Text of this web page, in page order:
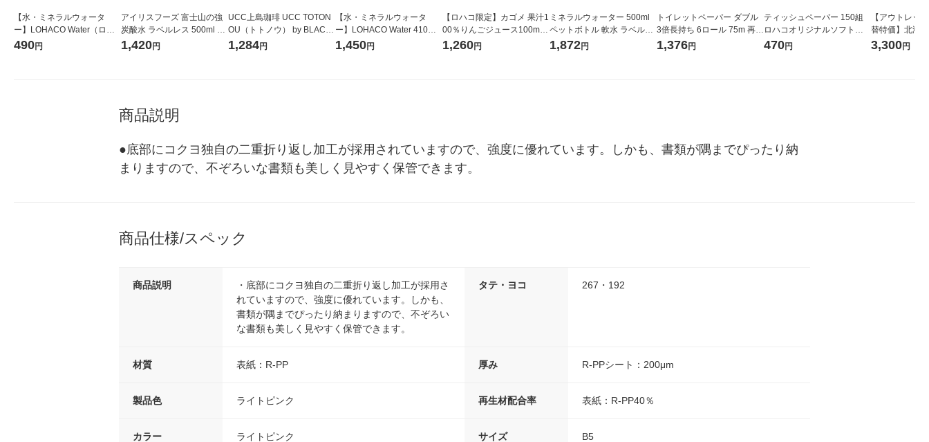
【水・ミネラルウォータ
ー】LOHACO Water（ロハ
コウォーター）2L ラベルレ
490円
アイリスフーズ 富士山の強
炭酸水 ラベルレス 500ml 1
箱（24本入）
1,420円
UCC上島珈琲 UCC TOTON
OU（トトノウ） by BLACK
無糖 500ml 1セット（6本）
1,284円
【水・ミネラルウォータ
ー】LOHACO Water 410ml
1箱（20本入）ラベルレス
1,450円
【ロハコ限定】カゴメ 果汁1
00％りんごジュース100ml 1
箱（18本入）オリジナル
1,260円
ミネラルウォーター 500ml
ペットボトル 軟水 ラベルレ
ス 1セット（48本）天然水
1,872円
トイレットペーパー ダブル
3倍長持ち 6ロール 75m 再生
紙配合 スコッティフラワー
1,376円
ティッシュペーパー 150組
ロハコオリジナルソフトパ
ックティッシュ フィオナ オ
470円
【アウトレッ
替特価】北海
か 無洗米 5kg
3,300円
商品説明
●底部にコクヨ独自の二重折り返し加工が採用されていますので、強度に優れています。しかも、書類が隅までぴったり納
まりますので、不ぞろいな書類も美しく見やすく保管できます。
商品仕様/スペック
商品説明
・底部にコクヨ独自の二重折り返し加工が採用さ
れていますので、強度に優れています。しかも、
書類が隅までぴったり納まりますので、不ぞろい
な書類も美しく見やすく保管できます。
タテ・ヨコ 267・192
材質 表紙：R-PP 厚み R-PPシート：200μm
製品色 ライトピンク 再生材配合率 表紙：R-PP40％
カラー ライトピンク サイズ B5